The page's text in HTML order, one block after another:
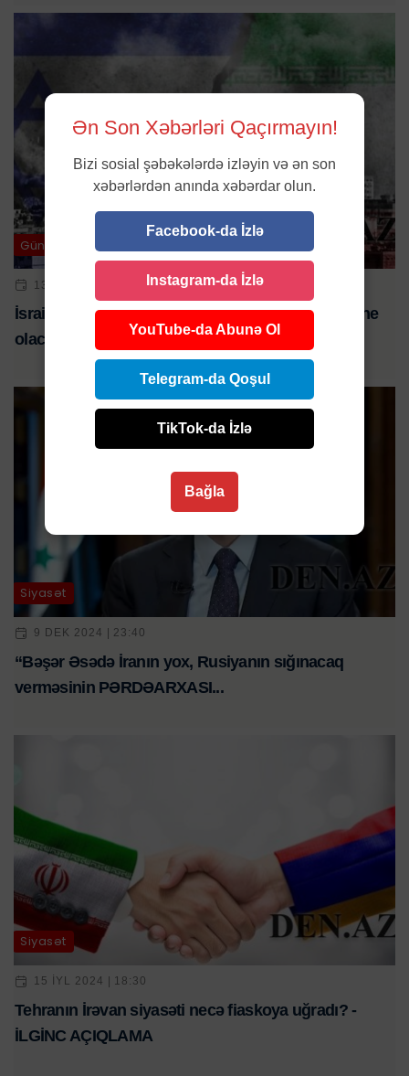
Gündəm
13 FEV 2025 | 22:39
İsrail Irana hərbi müdaxilə edib razılaşmalara mane
olacaq - ƏTRAFLI
Siyasət
9 DEK 2024 | 23:40
“Bəşər Əsədə İranın yox, Rusiyanın sığınacaq
verməsinin PƏRDƏARXASI...
Siyasət
15 IYL 2024 | 18:30
Tehranın İrəvan siyasəti necə fiaskoya uğradı? -
İLGİNC AÇIQLAMA
Ən Son Xəbərləri Qaçırmayın!
Bizi sosial şəbəkələrdə izləyin və ən son
xəbərlərdən anında xəbərdar olun.
Facebook-da İzlə
Instagram-da İzlə
YouTube-da Abunə Ol
Telegram-da Qoşul
TikTok-da İzlə
Bağla